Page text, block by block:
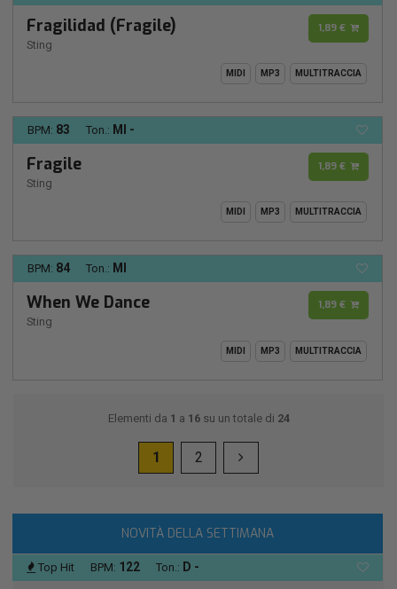
Fragilidad (Fragile)
Sting
1,89 €
MIDI MP3 MULTITRACCIA
BPM: 83 Ton.: MI -
Fragile
Sting
1,89 €
MIDI MP3 MULTITRACCIA
BPM: 84 Ton.: MI
When We Dance
Sting
1,89 €
MIDI MP3 MULTITRACCIA
Elementi da 1 a 16su un totale di 24
1 2
NOVITÀ DELLA SETTIMANA
Top Hit BPM: 122 Ton.: D -